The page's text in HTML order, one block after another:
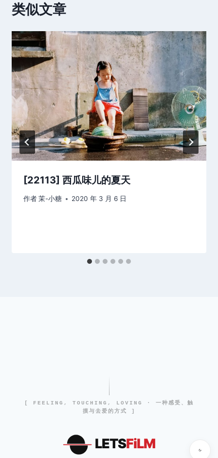
类似文章
[22113] 西瓜味儿的夏天
作者茉-小糖 2020 年 3 月 6 日
[ FEELING, TOUCHING, LOVING · 一种感受、触
摸与去爱的方式 ]
LETSFiLM